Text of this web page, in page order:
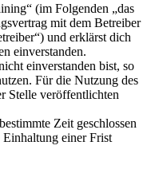
(im Folgenden „das
mit dem Betreiber
und erklärst dich
einverstanden.
einverstanden bist, so
Für die Nutzung des
Stelle veröffentlichten
Zeit geschlossen
einer Frist